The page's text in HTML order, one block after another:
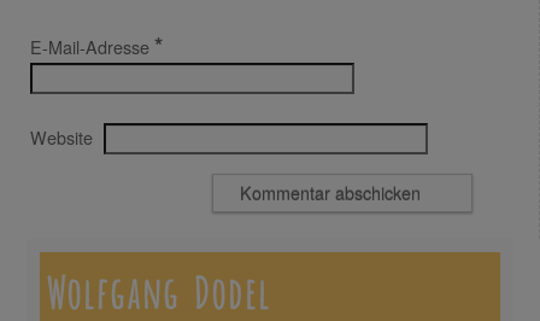
E-Mail-Adresse *
Website
Wolfgang Dodel